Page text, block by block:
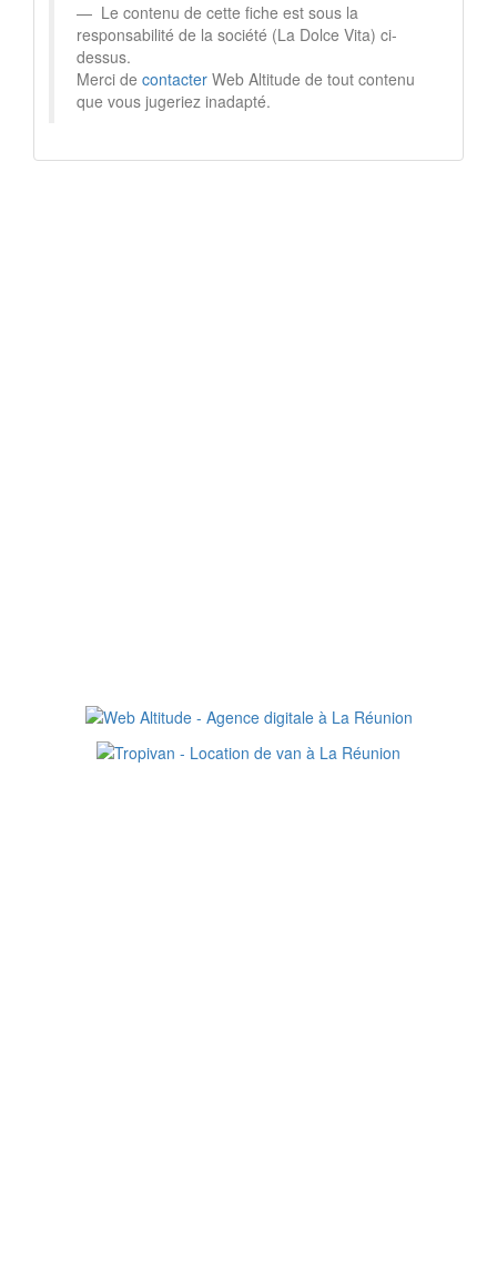
Le contenu de cette fiche est sous la
responsabilité de la société (La Dolce Vita) ci-
dessus.
Merci de contacter Web Altitude de tout contenu
que vous jugeriez inadapté.